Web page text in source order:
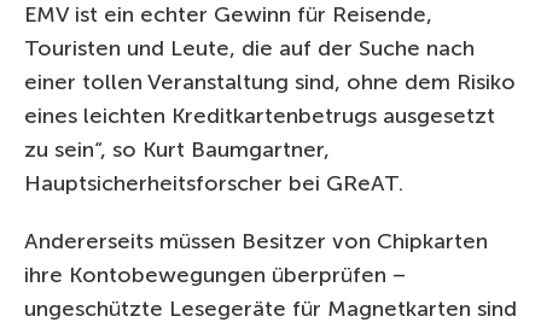
EMV ist ein echter Gewinn für Reisende,
Touristen und Leute, die auf der Suche nach
einer tollen Veranstaltung sind, ohne dem Risiko
eines leichten Kreditkartenbetrugs ausgesetzt
zu sein“, so Kurt Baumgartner,
Hauptsicherheitsforscher bei GReAT.
Andererseits müssen Besitzer von Chipkarten
ihre Kontobewegungen überprüfen –
ungeschützte Lesegeräte für Magnetkarten sind